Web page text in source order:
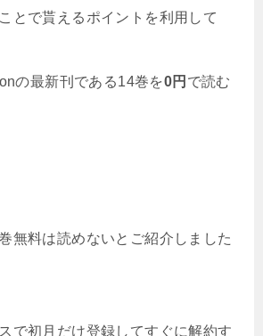
とで貰えるポイントを利用して
の最新刊である14巻を0円 で読む
無料は読めないとご紹介しました
で初月だけ登録してすぐに解約す